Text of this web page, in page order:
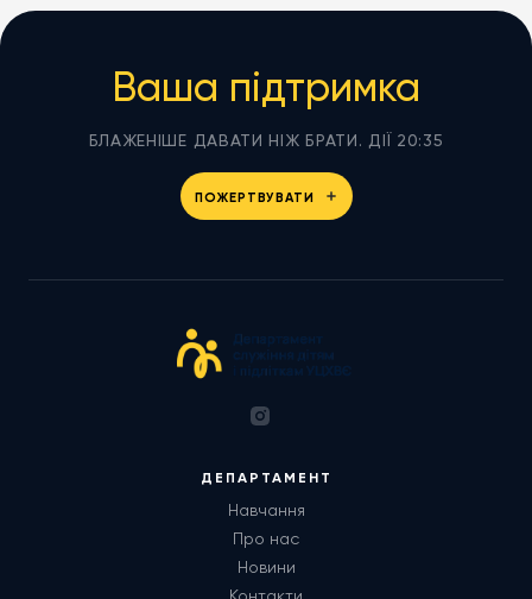
Ваша підтримка
БЛАЖЕНІШЕ ДАВАТИ НІЖ БРАТИ. ДІЇ 20:35
ПОЖЕРТВУВАТИ
ДЕПАРТАМЕНТ
Навчання
Про нас
Новини